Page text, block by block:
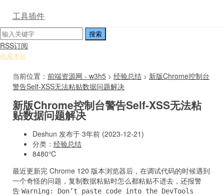
工具插件
RSS订阅
收藏本站
当前位置： 前端资源网 - w3h5 > 经验总结 > 新版Chrome控制台
警告Self-XSS无法粘贴数据问题解决
新版Chrome控制台警告Self-XSS无法粘
贴数据问题解决
Deshun 发布于 3年前 (2023-12-21)
分类： 经验总结
8480℃
最近更新完 Chrome 120 版本浏览器后，在调试代码的时候遇到
一个奇怪的问题，复制数据粘贴时怎么都粘贴不进去，还报警
告 Warning: Don’t paste code into the DevTools